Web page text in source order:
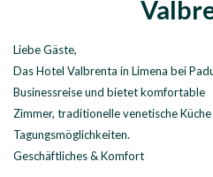
Liebe Gäste,
Das Hotel Valbrenta in Limena bei
Businessreise und bietet komfortable
Zimmer, traditionelle venetische
Tagungsmöglichkeiten.
Geschäftliches & Komfort